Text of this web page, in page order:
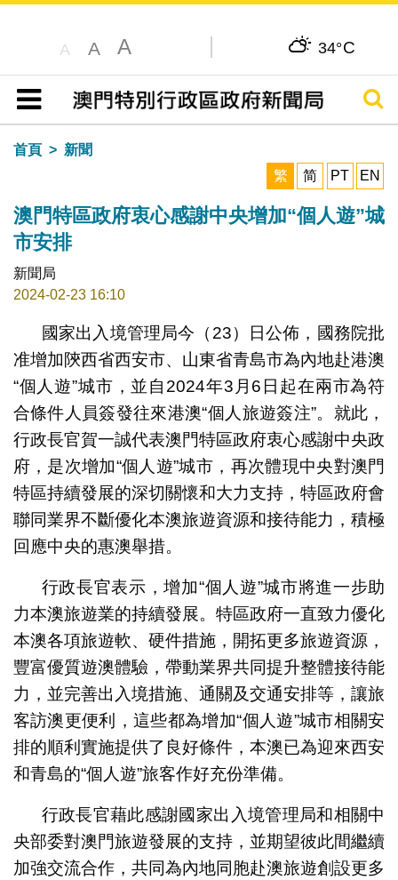
A A A 34°C
目錄
搜尋
首頁
新聞
繁
简 PT EN
澳門特區政府衷心感謝中央增加“個人遊”城
市安排
新聞局
2024-02-23 16:10
國家出入境管理局今（23）日公佈，國務院批
准增加陝西省西安市、山東省青島市為內地赴港澳
“個人遊”城市，並自2024年3月6日起在兩市為符
合條件人員簽發往來港澳“個人旅遊簽注”。就此，
行政長官賀一誠代表澳門特區政府衷心感謝中央政
府，是次增加“個人遊”城市，再次體現中央對澳門
特區持續發展的深切關懷和大力支持，特區政府會
聯同業界不斷優化本澳旅遊資源和接待能力，積極
回應中央的惠澳舉措。
行政長官表示，增加“個人遊”城市將進一步助
力本澳旅遊業的持續發展。特區政府一直致力優化
本澳各項旅遊軟、硬件措施，開拓更多旅遊資源，
豐富優質遊澳體驗，帶動業界共同提升整體接待能
力，並完善出入境措施、通關及交通安排等，讓旅
客訪澳更便利，這些都為增加“個人遊”城市相關安
排的順利實施提供了良好條件，本澳已為迎來西安
和青島的“個人遊”旅客作好充份準備。
行政長官藉此感謝國家出入境管理局和相關中
央部委對澳門旅遊發展的支持，並期望彼此間繼續
加強交流合作，共同為內地同胞赴澳旅遊創設更多